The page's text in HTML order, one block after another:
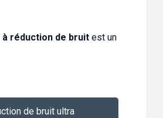
à réduction de bruit est un
de bruit ultra